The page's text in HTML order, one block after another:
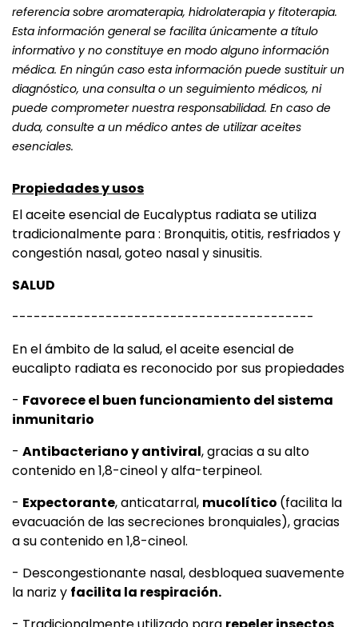
referencia sobre aromaterapia, hidrolaterapia y fitoterapia.
Esta información general se facilita únicamente a título
informativo y no constituye en modo alguno información
médica. En ningún caso esta información puede sustituir un
diagnóstico, una consulta o un seguimiento médicos, ni
puede comprometer nuestra responsabilidad. En caso de
duda, consulte a un médico antes de utilizar aceites
esenciales.
Propiedades y usos
El aceite esencial de Eucalyptus radiata se utiliza
tradicionalmente para : Bronquitis, otitis, resfriados y
congestión nasal, goteo nasal y sinusitis.
SALUD
------------------------------------------
En el ámbito de la salud, el aceite esencial de
eucalipto radiata es reconocido por sus propiedades
- Favorece el buen funcionamiento del sistema
inmunitario
- Antibacteriano y antiviral, gracias a su alto
contenido en 1,8-cineol y alfa-terpineol.
- Expectorante, anticatarral, mucolítico (facilita la
evacuación de las secreciones bronquiales), gracias
a su contenido en 1,8-cineol.
- Descongestionante nasal, desbloquea suavemente
la nariz y facilita la respiración.